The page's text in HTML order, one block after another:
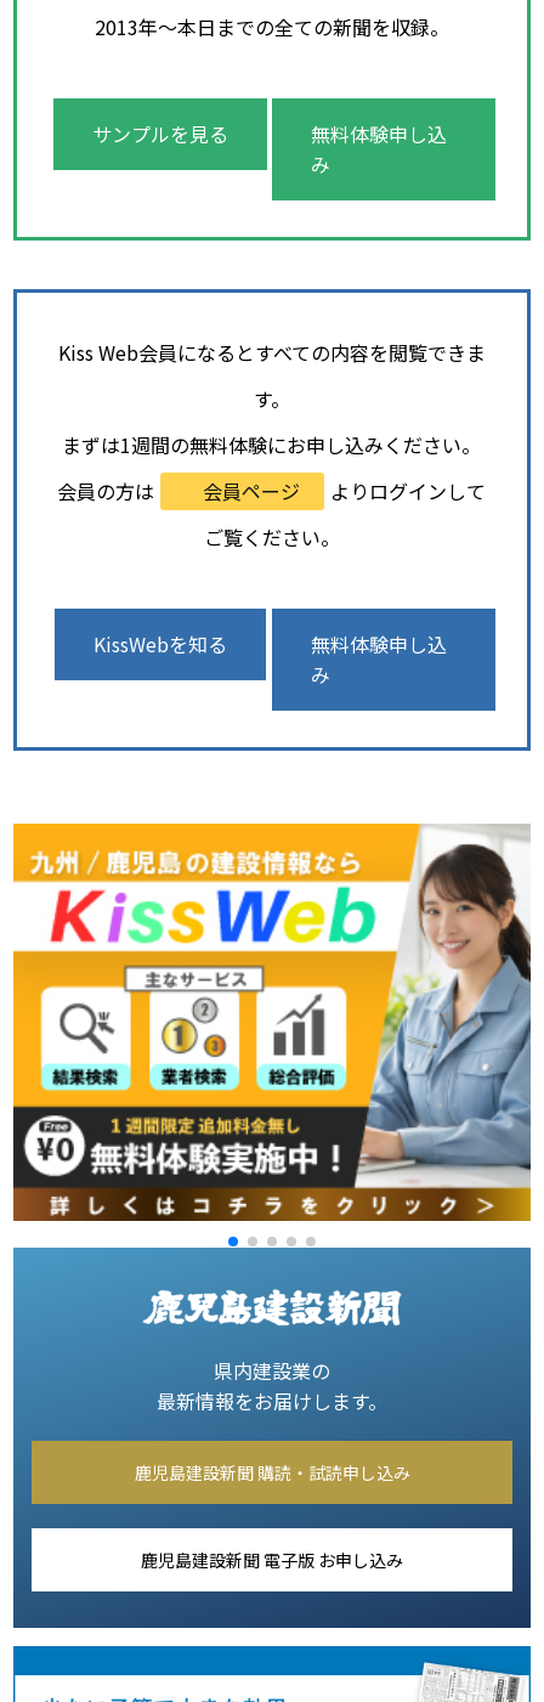
2013年～本日までの全ての新聞を収録。
サンプルを見る
無料体験申し込
み
Kiss Web会員になるとすべての内容を閲覧できま
す。
まずは1週間の無料体験にお申し込みください。
会員の方は
会員ページ
よりログインして
ご覧ください。
KissWebを知る
無料体験申し込
み
県内建設業の
最新情報をお届けします。
鹿児島建設新聞 購読・試読申し込み
鹿児島建設新聞 電子版 お申し込み